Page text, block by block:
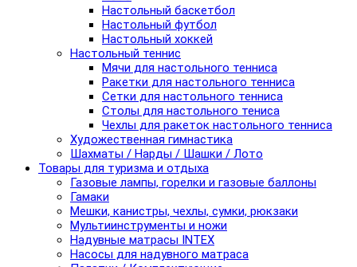
Настольный баскетбол
Настольный футбол
Настольный хоккей
Настольный теннис
Мячи для настольного тенниса
Ракетки для настольного тенниса
Сетки для настольного тенниса
Столы для настольного тениса
Чехлы для ракеток настольного тенниса
Художественная гимнастика
Шахматы / Нарды / Шашки / Лото
Товары для туризма и отдыха
Газовые лампы, горелки и газовые баллоны
Гамаки
Мешки, канистры, чехлы, сумки, рюкзаки
Мультиинструменты и ножи
Надувные матрасы INTEX
Насосы для надувного матраса